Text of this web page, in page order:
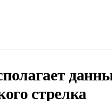
стрелка